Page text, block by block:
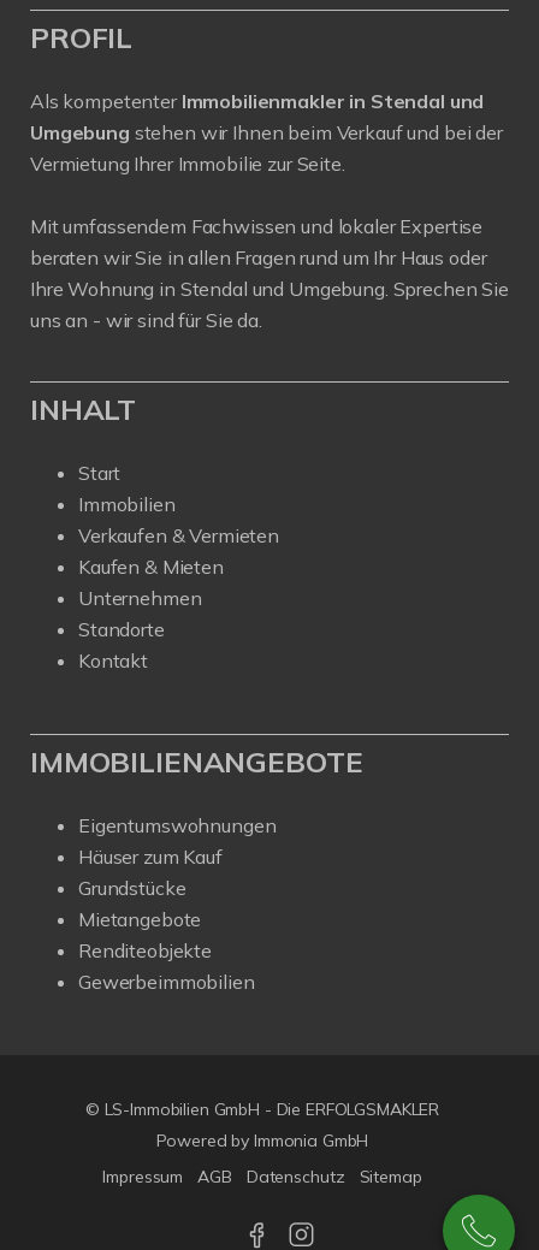
PROFIL
Als kompetenter Immobilienmakler in Stendal und
Umgebung stehen wir Ihnen beim Verkauf und bei der
Vermietung Ihrer Immobilie zur Seite.
Mit umfassendem Fachwissen und lokaler Expertise
beraten wir Sie in allen Fragen rund um Ihr Haus oder
Ihre Wohnung in Stendal und Umgebung. Sprechen Sie
uns an - wir sind für Sie da.
INHALT
Start
Immobilien
Verkaufen & Vermieten
Kaufen & Mieten
Unternehmen
Standorte
Kontakt
IMMOBILIENANGEBOTE
Eigentumswohnungen
Häuser zum Kauf
Grundstücke
Mietangebote
Renditeobjekte
Gewerbeimmobilien
© LS-Immobilien GmbH - Die ERFOLGSMAKLER
Powered by Immonia GmbH
Impressum
AGB Datenschutz Sitemap